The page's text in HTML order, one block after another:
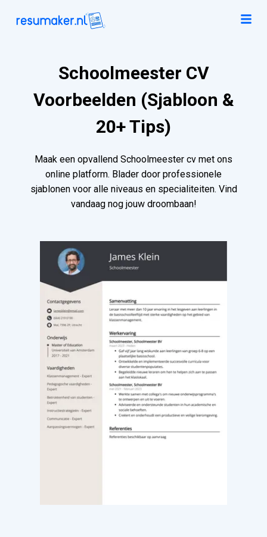
Schoolmeester CV
Voorbeelden (Sjabloon &
20+ Tips)
Maak een opvallend Schoolmeester cv met ons
online platform. Blader door professionele
sjablonen voor alle niveaus en specialiteiten. Vind
vandaag nog jouw droombaan!